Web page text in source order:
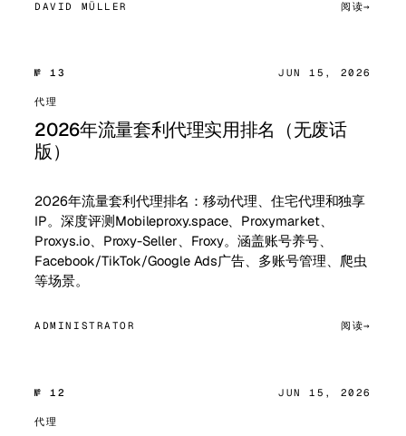
DAVID MÜLLER 阅读
№ 13 JUN 15, 2026
代理
2026年流量套利代理实用排名（无废话
版）
2026年流量套利代理排名：移动代理、住宅代理和独享
IP。深度评测Mobileproxy.space、Proxymarket、
Proxys.io、Proxy-Seller、Froxy。涵盖账号养号、
Facebook/TikTok/Google Ads广告、多账号管理、爬虫
等场景。
ADMINISTRATOR 阅读
№ 12 JUN 15, 2026
代理